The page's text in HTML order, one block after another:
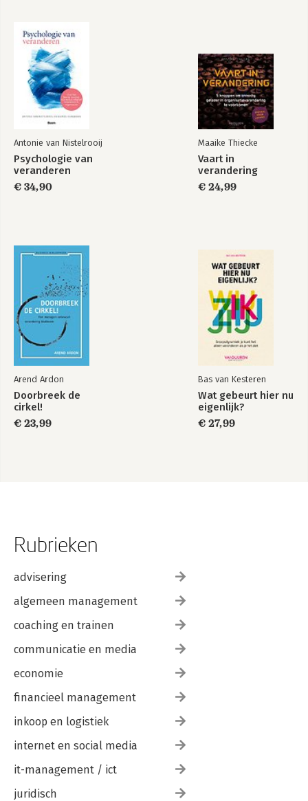
Antonie van Nistelrooij
Psychologie van
veranderen
€ 34,90
Maaike Thiecke
Vaart in
verandering
€ 24,99
Arend Ardon
Doorbreek de
cirkel!
€ 23,99
Bas van Kesteren
Wat gebeurt hier nu
eigenlijk?
€ 27,99
Rubrieken
advisering
algemeen management
coaching en trainen
communicatie en media
economie
financieel management
inkoop en logistiek
internet en social media
it-management / ict
juridisch